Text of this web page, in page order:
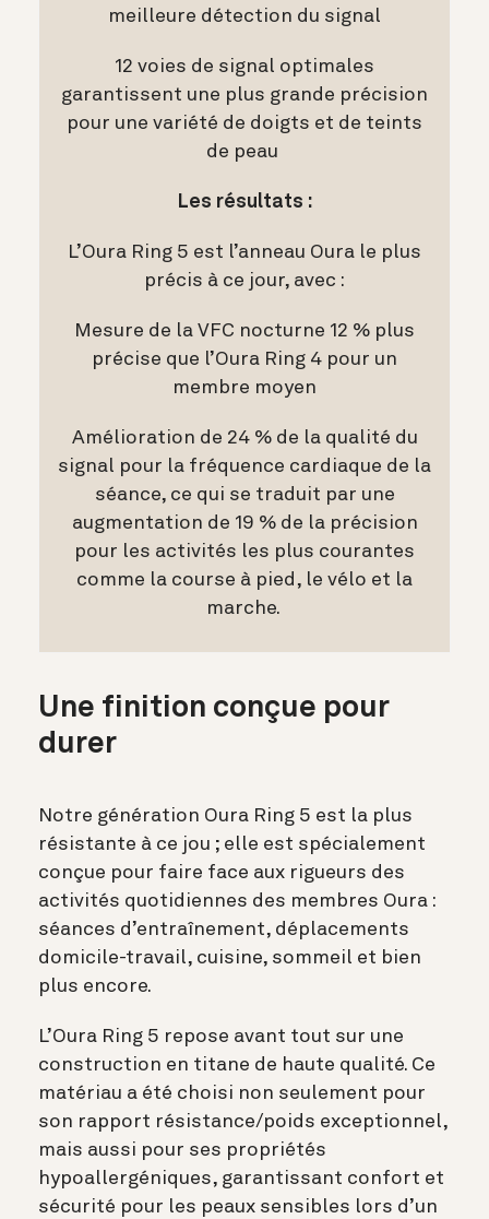
meilleure détection du signal
12 voies de signal optimales
garantissent une plus grande précision
pour une variété de doigts et de teints
de peau
Les résultats :
L’Oura Ring 5 est l’anneau Oura le plus
précis à ce jour, avec :
Mesure de la VFC nocturne 12 % plus
précise que l’Oura Ring 4 pour un
membre moyen
Amélioration de 24 % de la qualité du
signal pour la fréquence cardiaque de la
séance, ce qui se traduit par une
augmentation de 19 % de la précision
pour les activités les plus courantes
comme la course à pied, le vélo et la
marche.
Une finition conçue pour
durer
Notre génération Oura Ring 5 est la plus
résistante à ce jou ; elle est spécialement
conçue pour faire face aux rigueurs des
activités quotidiennes des membres Oura :
séances d’entraînement, déplacements
domicile-travail, cuisine, sommeil et bien
plus encore.
L’Oura Ring 5 repose avant tout sur une
construction en titane de haute qualité. Ce
matériau a été choisi non seulement pour
son rapport résistance/poids exceptionnel,
mais aussi pour ses propriétés
hypoallergéniques, garantissant confort et
sécurité pour les peaux sensibles lors d’un